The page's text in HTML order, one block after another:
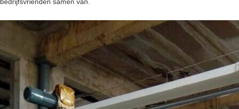
bedrijfsvrienden samen van.